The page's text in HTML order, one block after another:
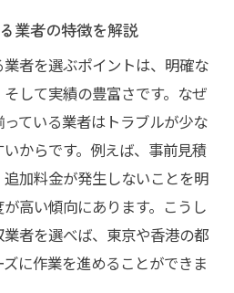
信頼できる不用品回収業者
る不用品回収の選択基準
信頼の証となる理由を紹介
品回収業者の具体的な特徴
判の良い業者選びの秘訣
用して費用を節約
用を抑える節約テクニック
活用した不用品回収の方法
業者の特徴を解説
者を選ぶポイントは、明確な
して実績の豊富さです。なぜ
ている業者はトラブルが少な
からです。例えば、事前見積
加料金が発生しないことを明
高い傾向にあります。こうし
者を選べば、東京や香港の都
に作業を進めることができま